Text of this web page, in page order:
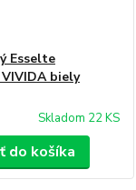
Esselte
biely
Skladom 22 KS
do košíka